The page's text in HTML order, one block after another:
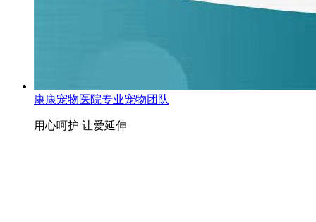
康康宠物医院专业宠物团队
用心呵护 让爱延伸